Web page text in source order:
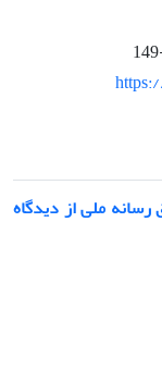
ملی از دیدگاه